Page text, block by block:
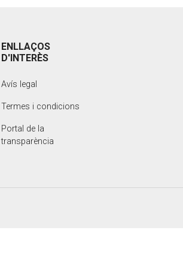
ENLLAÇOS
D'INTERÈS
Avís legal
Termes i condicions
Portal de la
transparència